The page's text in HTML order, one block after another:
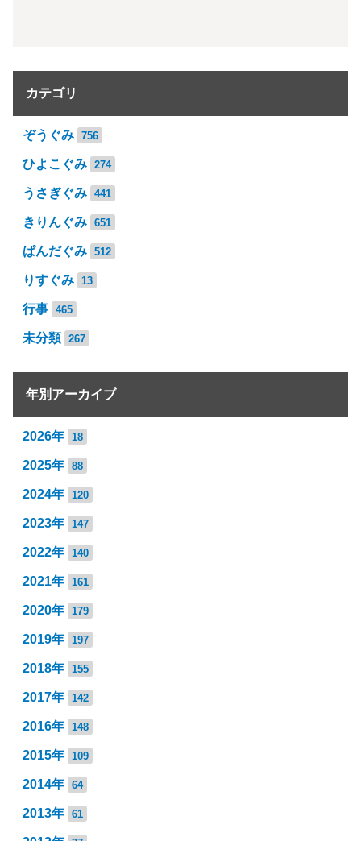
カテゴリ
ぞうぐみ 756
ひよこぐみ 274
うさぎぐみ 441
きりんぐみ 651
ぱんだぐみ 512
りすぐみ 13
行事 465
未分類 267
年別アーカイブ
2026年 18
2025年 88
2024年 120
2023年 147
2022年 140
2021年 161
2020年 179
2019年 197
2018年 155
2017年 142
2016年 148
2015年 109
2014年 64
2013年 61